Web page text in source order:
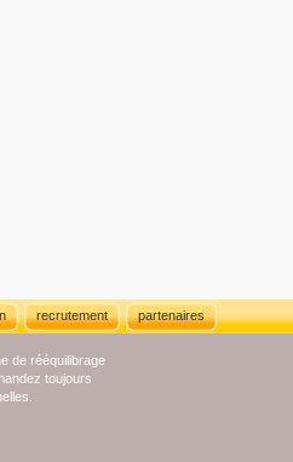
recrutement partenaires
de rééquilibrage
toujours